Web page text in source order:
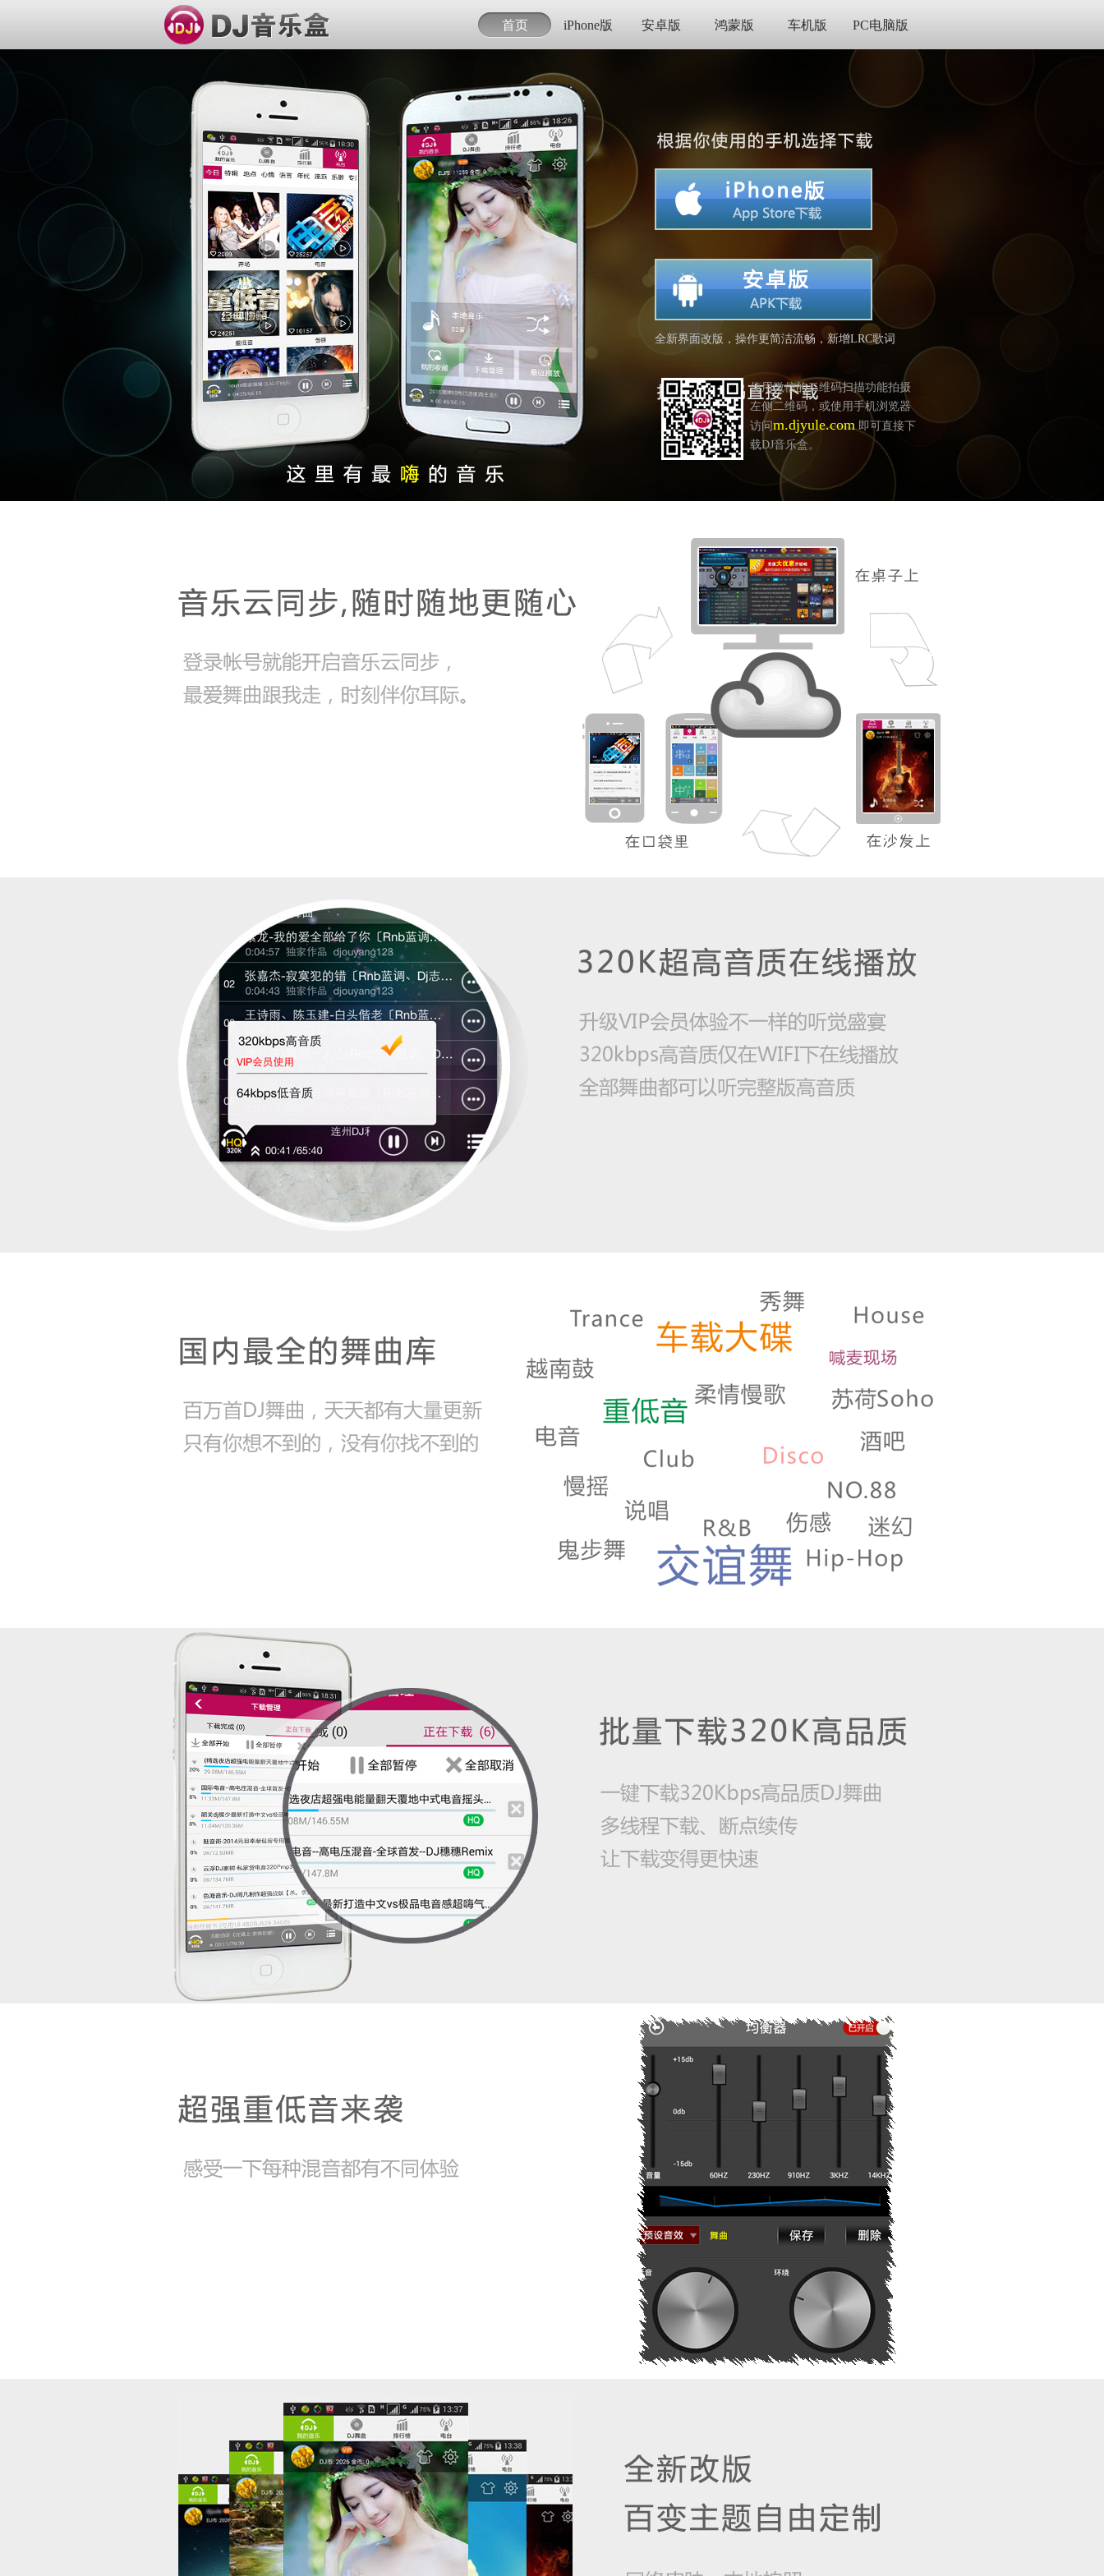
首页 iPhone版 安卓版 鸿蒙版 车机版 PC电脑版
全新界面改版，操作更简洁流畅，新增LRC歌词
使用微信的二维码扫描功能拍摄
左侧二维码，或使用手机浏览器
访问m.djyule.com即可直接下
载DJ音乐盒。